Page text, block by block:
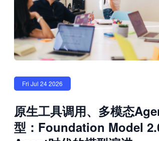
Fri Jul 24 2026
原生工具调用、多模态
型：Foundation Model